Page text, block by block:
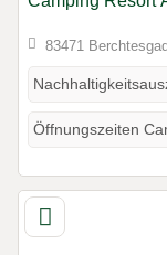
83471
Öffnungszeiten